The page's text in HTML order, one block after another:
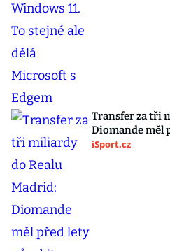
Transfer za tři
Diomande měl
iSport.cz